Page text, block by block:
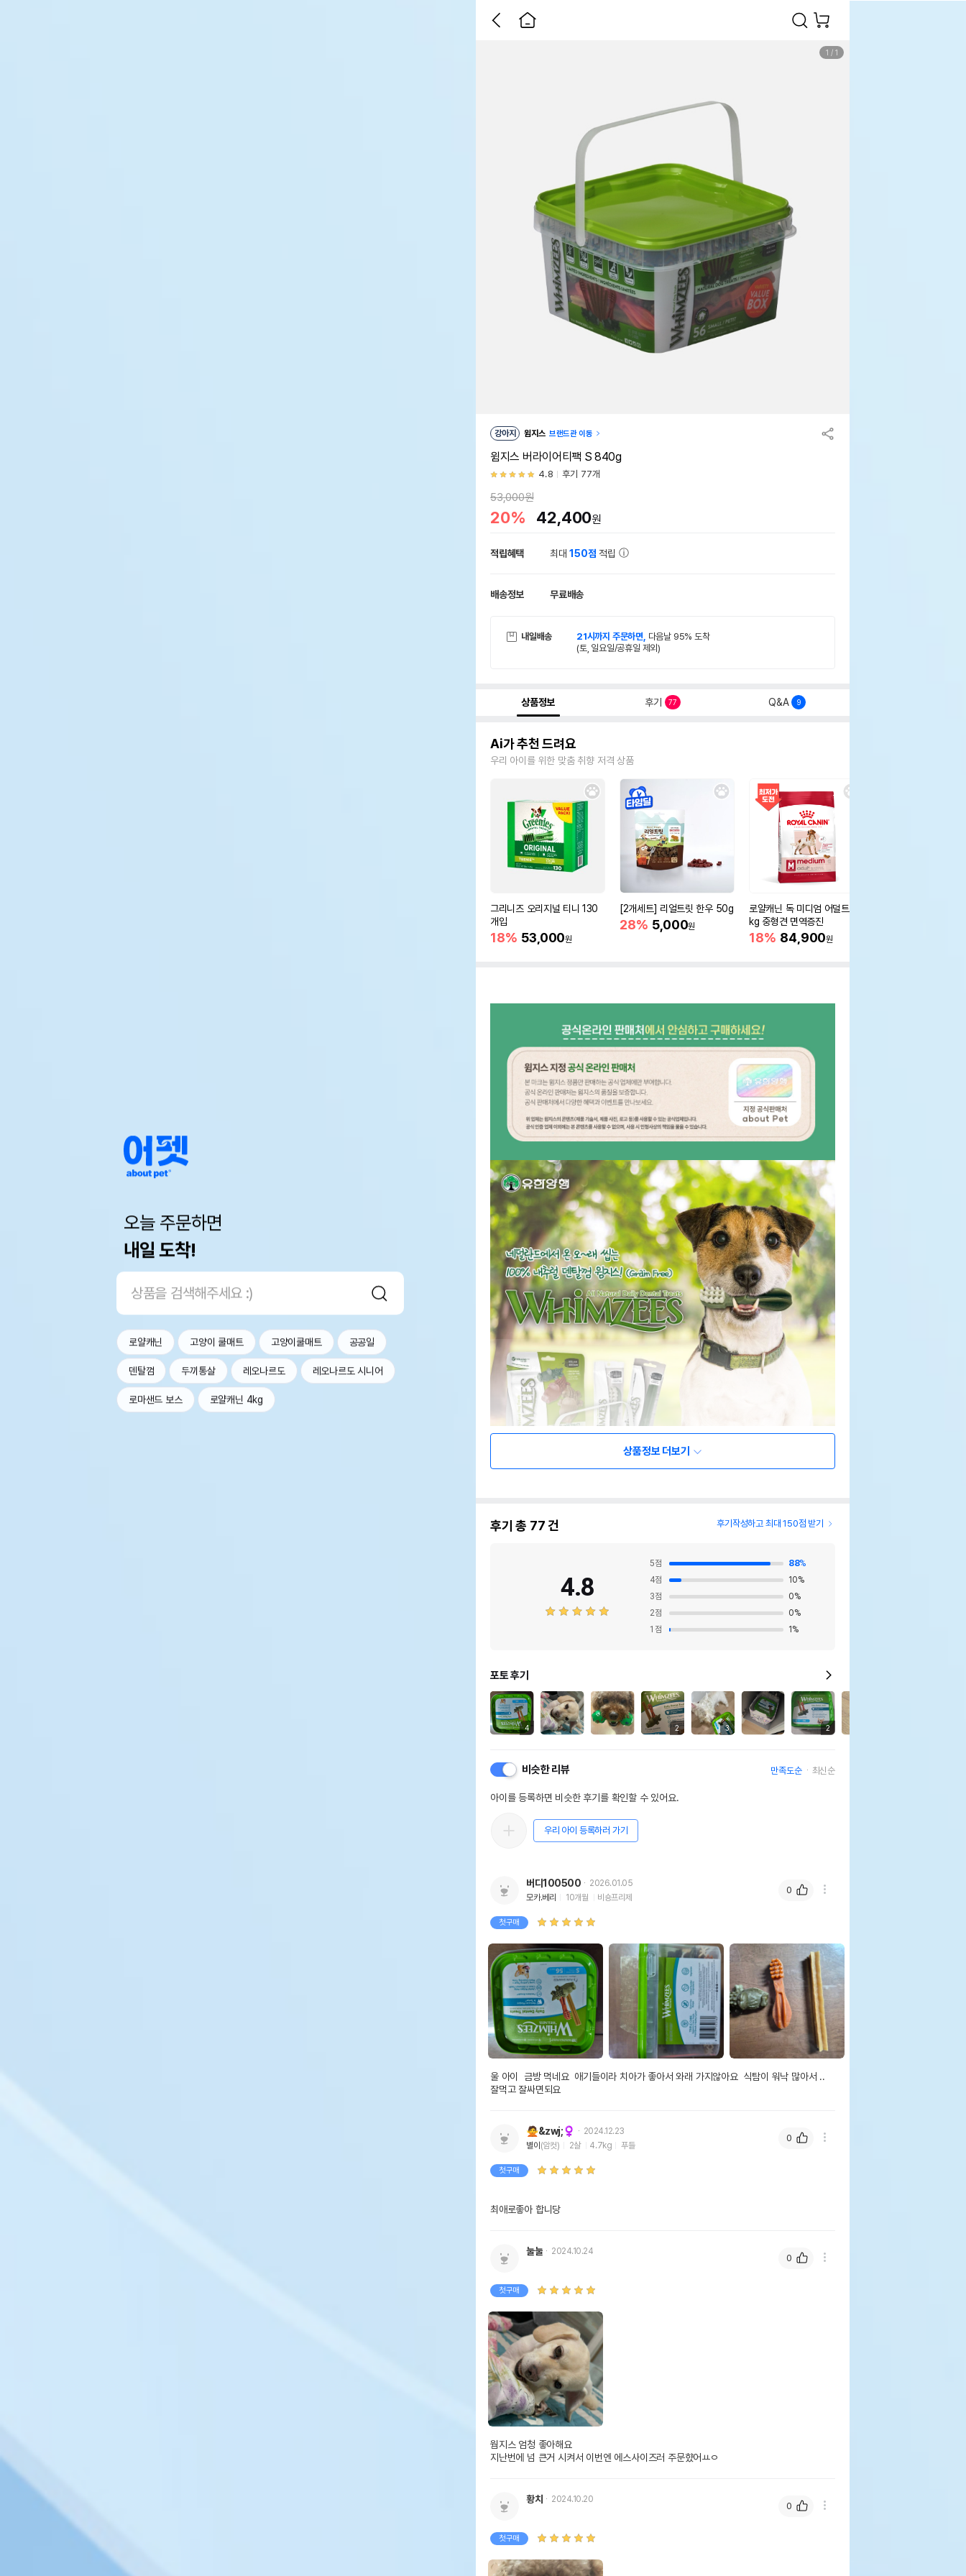
오늘 주문하면
내일 도착!
로얄캐닌 고양이 쿨매트 고양이쿨매트 공공일
덴탈껌 두끼통살 레오나르도 레오나르도 시니어
로마샌드 보스 로얄캐닌 4kg
1 / 1
강아지 윔지스 브랜드관 이동
윔지스 버라이어티팩 S 840g
4.8 후기 77개
53,000원
20% 42,400원
적립혜택 최대150점 적립
배송정보 무료배송
내일배송 21시까지 주문하면, 다음날 95% 도착
(토, 일요일/공휴일 제외)
상품정보 후기 77 Q&A 9
Ai가 추천 드려요
우리 아이를 위한 맞춤 취향 저격 상품
그리니즈 오리지널 티니 130
개입
18% 53,000원
[2개세트] 리얼트릿 한우 50g
28% 5,000원
로얄캐닌 독 미디엄 어덜트 10
kg 중형견 면역증진
18% 84,900원
상품정보 더보기
후기 총 77건 후기작성하고 최대 150점 받기
4.8
5점 88%
4점 10%
3점 0%
2점 0%
1 점 1 %
포토 후기
4 2 3 2
비슷한 리뷰 만족도순 최신순
아이를 등록하면 비슷한 후기를 확인할 수 있어요.
우리 아이 등록하러 가기
버디100500
2026.01.05
모카.베리
10개월 비숑프리제
첫구매
울 아이  금방 먹네요  애기들이라 치아가 좋아서 와래 가지않아요  식탐이 워낙 많아서 ..
잘먹고 잘싸면되요
0
🙅&zwj;♀️
2024.12.23
별이(암컷) 2살 4.7kg 푸들
첫구매
최애로좋아 합니당
0
눌눌 2024.10.24
첫구매
웜지스 엄청 좋아해요
지난번에 넘 큰거 시켜서 이번엔 에스사이즈러 주문햤어ㅛㅇ
0
황치 2024.10.20
첫구매
0